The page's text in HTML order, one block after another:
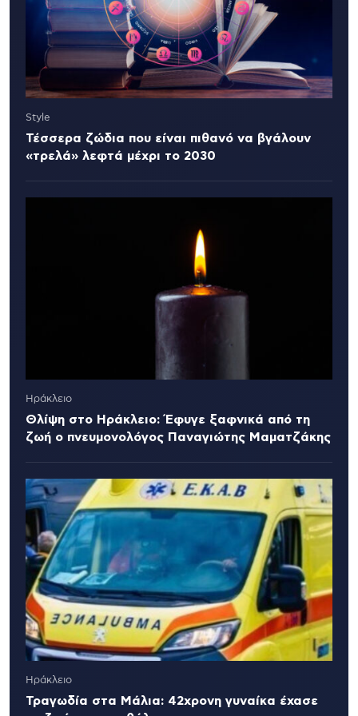
Style
Τέσσερα ζώδια που είναι πιθανό να βγάλουν
«τρελά» λεφτά μέχρι το 2030
Ηράκλειο
Θλίψη στο Ηράκλειο: Έφυγε ξαφνικά από τη
ζωή ο πνευμονολόγος Παναγιώτης Μαματζάκης
Ηράκλειο
Τραγωδία στα Μάλια: 42χρονη γυναίκα έχασε